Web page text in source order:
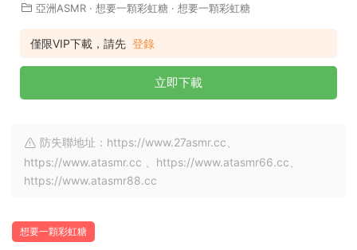
亞洲ASMR · 想要一顆彩虹糖 · 想要一顆彩虹糖
僅限VIP下載，請先 登錄
立即下載
防失聯地址：https://www.27asmr.cc、
https://www.atasmr.cc 、https://www.atasmr66.cc、
https://www.atasmr88.cc
想要一顆彩虹糖